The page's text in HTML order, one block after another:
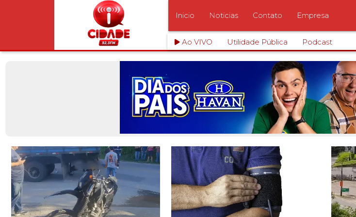
Inicio Noticias Contato Empresa
Ao VIVO Utilidade Pública Podcast